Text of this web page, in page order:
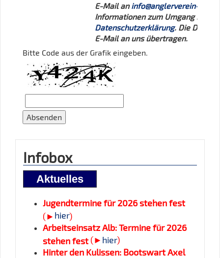
E-Mail aninfo@anglerverein-
Informationen zum Umgang mit
Datenschutzerklärung. Die Daten
E-Mail an uns übertragen.
Bitte Code aus der Grafik eingeben.
Infobox
Aktuelles
Jugendtermine für 2026 stehen fest
(► hier)
Arbeitseinsatz Alb: Termine für 2026
stehen fest(► hier)
Hinter den Kulissen: Bootswart Axel